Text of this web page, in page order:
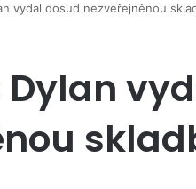
vydal dosud nezveřejněnou
Dylan